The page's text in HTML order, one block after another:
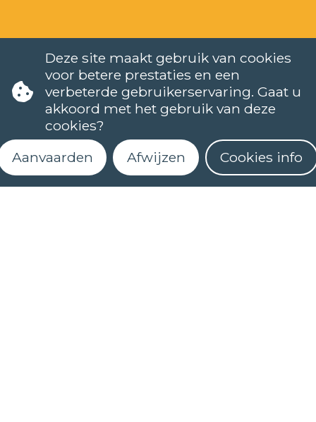
NEDERLANDS (NT2)
CONTACT
Deze site maakt gebruik van cookies
voor betere prestaties en een
verbeterde gebruikerservaring. Gaat u
akkoord met het gebruik van deze
cookies?
Aanvaarden
Afwijzen Cookies info